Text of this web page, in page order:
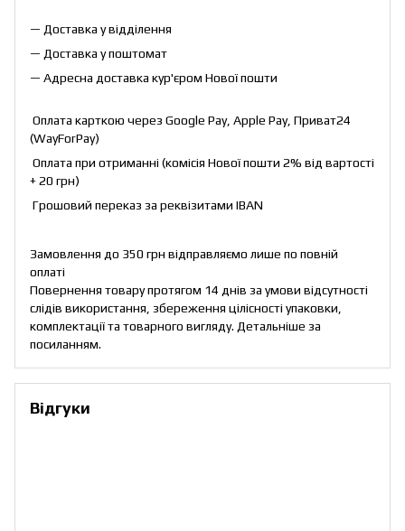
— Доставка у відділення
— Доставка у поштомат
— Адресна доставка кур'єром Нової пошти
Оплата карткою через Google Pay, Apple Pay, Приват24
(WayForPay)
Оплата при отриманні (комісія Нової пошти 2% від вартості
+ 20 грн)
Грошовий переказ за реквізитами IBAN
Замовлення до 350 грн відправляємо лише по повній
оплаті
Повернення товару протягом 14 днів за умови відсутності
слідів використання, збереження цілісності упаковки,
комплектації та товарного вигляду. Детальніше за
посиланням.
Відгуки